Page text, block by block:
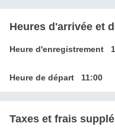
Heures d'arrivée et
Heure d'enregistrement
Heure de départ 11:00
Taxes et frais